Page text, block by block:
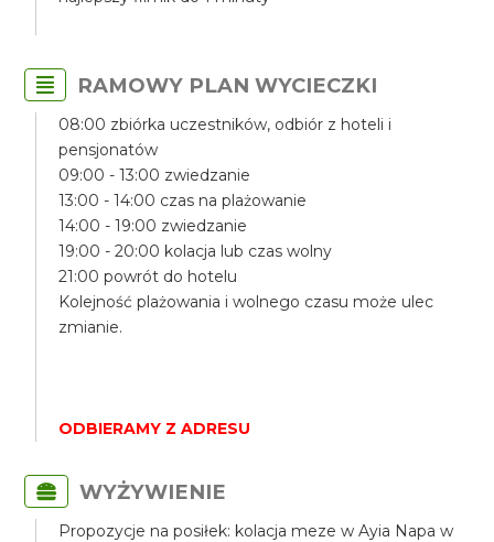
RAMOWY PLAN WYCIECZKI
08:00 zbiórka uczestników, odbiór z hoteli i
pensjonatów
09:00 - 13:00 zwiedzanie
13:00 - 14:00 czas na plażowanie
14:00 - 19:00 zwiedzanie
19:00 - 20:00 kolacja lub czas wolny
21:00 powrót do hotelu
Kolejność plażowania i wolnego czasu może ulec
zmianie.
ODBIERAMY Z ADRESU
WYŻYWIENIE
Propozycje na posiłek: kolacja meze w Ayia Napa w